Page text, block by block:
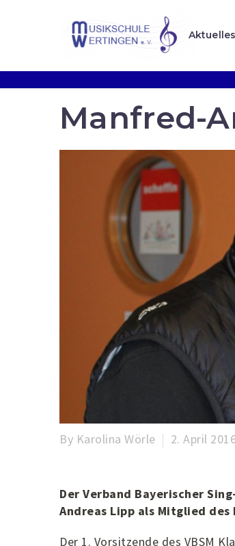
Aktuelles
Manfred-
By Karolina Wörle 2. April
Der Verband Bayerischer
Andreas Lipp als Mitglied
Der 1. Vorsitzende des VBSM